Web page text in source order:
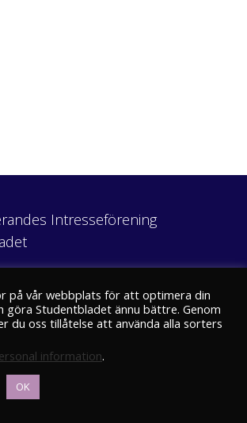
Intresseförening
Eriksgatan 8
00100 Helsingfors
på vår webbplats för att optimera din
göra Studentbladet ännu bättre. Genom
du oss tillåtelse att använda alla sorters
information.
OK